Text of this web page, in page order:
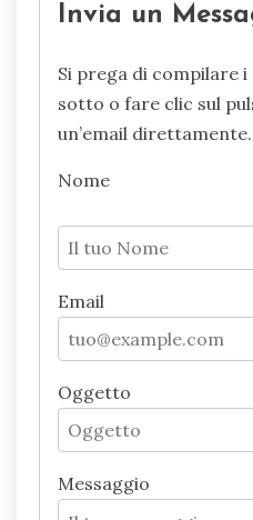
Invia un
Si prega di compilare
sotto o fare clic sul
un’email direttamente.
Nome
Email
Oggetto
Messaggio